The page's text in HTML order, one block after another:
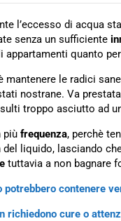
l’eccesso di acqua
senza un sufficiente
appartamenti quanto
mantenere le radici
nostrane. Va prestata
troppo asciutto ad
più frequenza, perchè
liquido, lasciando
tuttavia a non bagnare
contenere
richiedono cure o